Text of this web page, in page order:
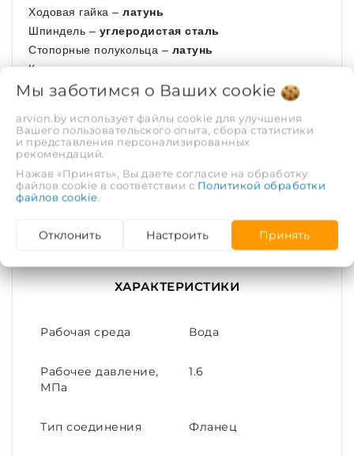
Ходовая гайка – латунь
Шпиндель – углеродистая сталь
Стопорные полукольца – латунь
Кольцевая прокладка –силикон
Штурвал –углеродистая сталь
Болт –углеродистая сталь
Болт –нержавеющая сталь
Состав поставки:
Паспорт - 1 экз./партия.
ХАРАКТЕРИСТИКИ
Рабочая среда Вода
Рабочее давление,
МПа
1.6
Тип соединения Фланец
Мы заботимся о Ваших cookie
arvion.by использует файлы cookie для улучшения
Вашего пользовательского опыта, сбора статистики
и представления персонализированных
рекомендаций.
Нажав «Принять», Вы даете согласие на обработку
файлов cookie в соответствии с Политикой обработки
файлов cookie.
Отклонить Настроить Принять